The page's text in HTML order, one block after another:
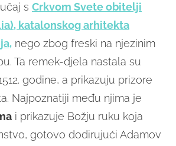
s Crkvom Svete obitelji
katalonskog arhitekta
nego zbog freski na njezinim
Ta remek-djela nastala su
godine, a prikazuju prizore
Najpoznatiji među njima je
i prikazuje Božju ruku koja
gotovo dodirujući Adamov